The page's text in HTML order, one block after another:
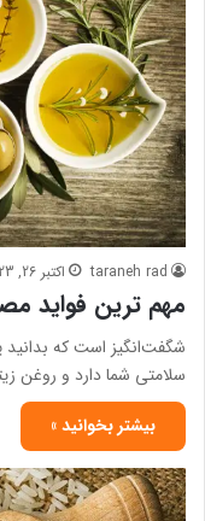
taraneh rad اکتبر 26, 2023
مهم ترین فواید
شگفت‌انگیز است که بدانید
سلامتی شما دارد و روغن
بیشتر بخوانید »